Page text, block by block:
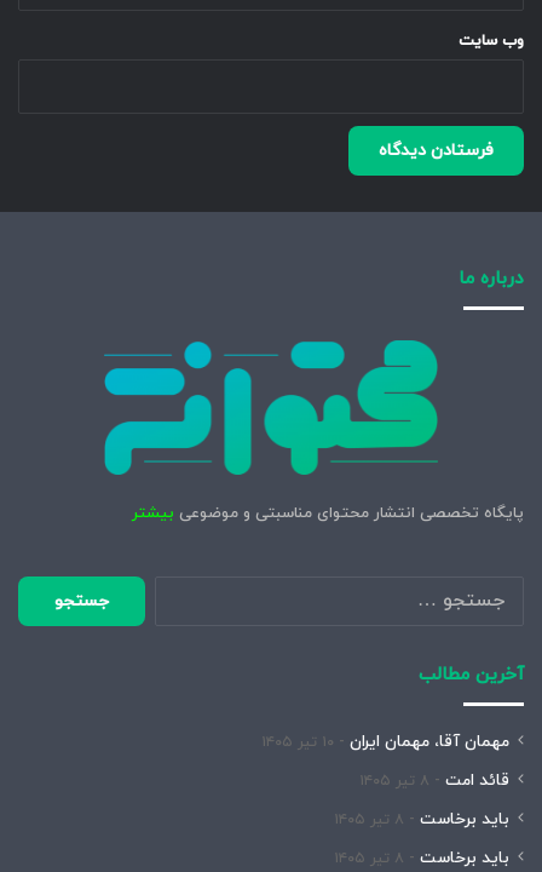
وب‌ سایت
درباره ما
پایگاه تخصصی انتشار محتوای مناسبتی و موضوعی بیشتر
جستجو
برای:
آخرین مطالب
مهمان آقا، مهمان ایران ۱۰ تیر ۱۴۰۵
قائد امت ۸ تیر ۱۴۰۵
باید برخاست ۸ تیر ۱۴۰۵
باید برخاست ۸ تیر ۱۴۰۵